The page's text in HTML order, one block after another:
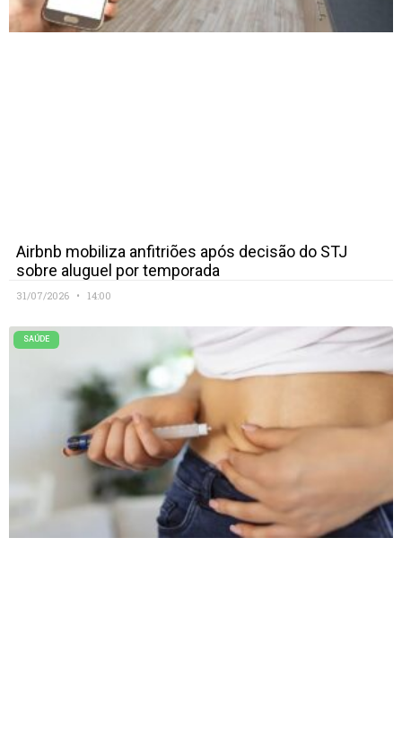
Airbnb mobiliza anfitriões após decisão do STJ
sobre aluguel por temporada
31/07/2026 14:00
SAÚDE